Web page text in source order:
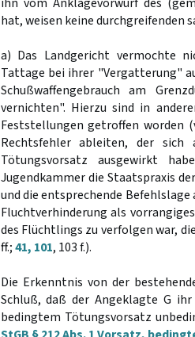
hat, weisen keine durchgreifenden
a) Das Landgericht vermochte
Tattage bei ihrer "Vergatterung"
Schußwaffengebrauch am
vernichten". Hierzu sind in
Feststellungen getroffen worden
Rechtsfehler ableiten, der sich
Tötungsvorsatz ausgewirkt
Jugendkammer die Staatspraxis
und die entsprechende
Fluchtverhinderung als
des Flüchtlings zu verfolgen war,
ff.;41, 101, 103 f.).
Die Erkenntnis von der
Schluß, daß der Angeklagte G
bedingtem Tötungsvorsatz